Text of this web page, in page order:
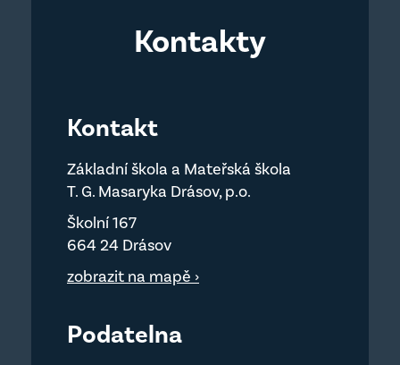
Kontakty
Kontakt
Základní škola a Mateřská škola
T. G. Masaryka Drásov, p.o.
Školní 167
664 24 Drásov
zobrazit na mapě ›
Podatelna